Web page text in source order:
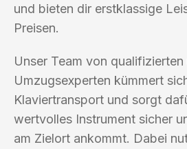
und bieten dir erstklassige
Preisen.
Unser Team von
Umzugsexperten kümmert
Klaviertransport und sorgt
wertvolles Instrument sicher
am Zielort ankommt. Dabei